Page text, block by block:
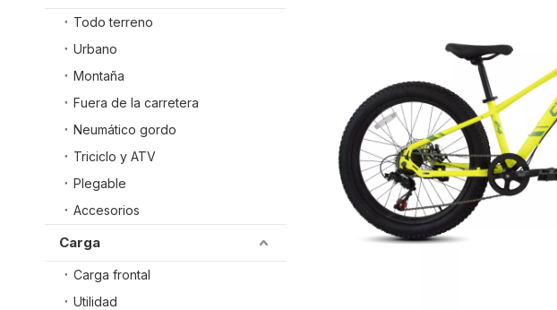
Todo terreno
Urbano
Montaña
Fuera de la carretera
Neumático gordo
Triciclo y ATV
Plegable
Accesorios
Carga
Carga frontal
Utilidad